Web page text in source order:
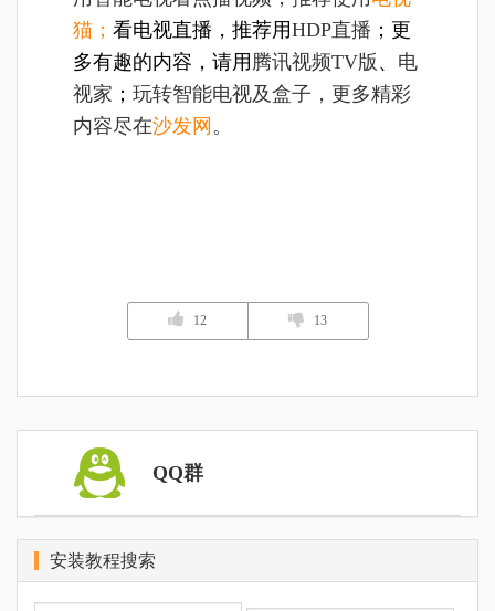
猫； 看电视直播，推荐用HDP直播 ；更
多有趣的内容，请用 腾讯视频TV版 、 电
视家 ； 玩转智能电视及盒子，更多精彩
内容尽在沙发网 。
12 13
QQ群
安装教程搜索